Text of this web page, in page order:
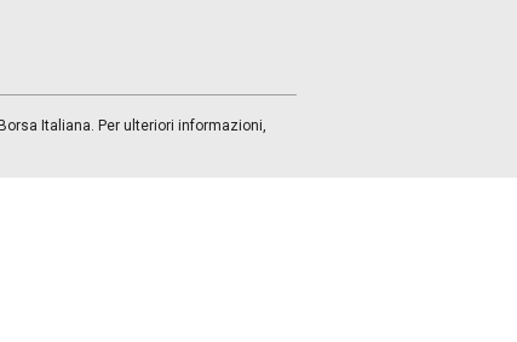
Italiana. Per ulteriori informazioni,